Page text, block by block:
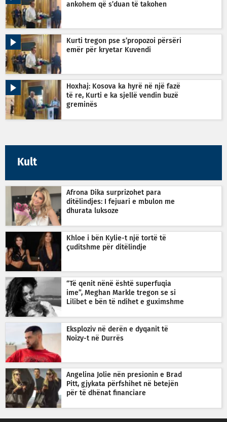
ankohem që s’duan të takohen
Kurti tregon pse s’propozoi përsëri
emër për kryetar Kuvendi
Hoxhaj: Kosova ka hyrë në një fazë
të re, Kurti e ka sjellë vendin buzë
greminës
Kult
Afrona Dika surprizohet para
ditëlindjes: I fejuari e mbulon me
dhurata luksoze
Khloe i bën Kylie-t një tortë të
çuditshme për ditëlindje
“Të qenit nënë është superfuqia
ime”, Meghan Markle tregon se si
Lilibet e bën të ndihet e guximshme
Eksploziv në derën e dyqanit të
Noizy-t në Durrës
Angelina Jolie nën presionin e Brad
Pitt, gjykata përfshihet në betejën
për të dhënat financiare